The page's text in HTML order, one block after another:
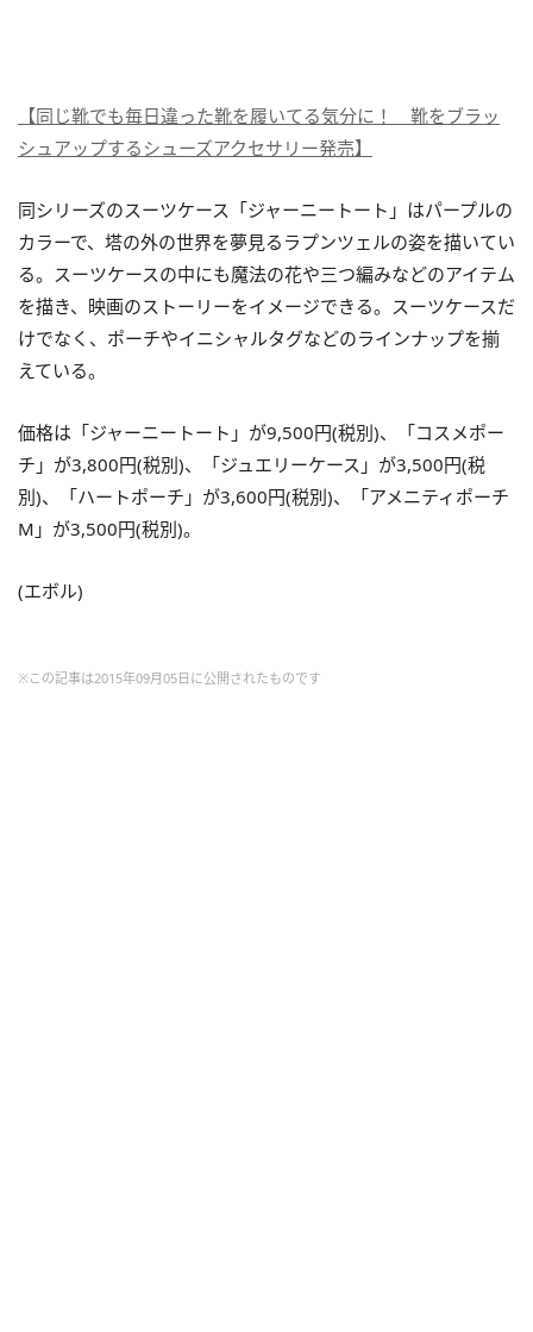
【同じ靴でも毎日違った靴を履いてる気分に！ 靴をブラッ
シュアップするシューズアクセサリー発売】
同シリーズのスーツケース「ジャーニートート」はパープルの
カラーで、塔の外の世界を夢見るラプンツェルの姿を描いてい
る。スーツケースの中にも魔法の花や三つ編みなどのアイテム
を描き、映画のストーリーをイメージできる。スーツケースだ
けでなく、ポーチやイニシャルタグなどのラインナップを揃
えている。
価格は「ジャーニートート」が9,500円(税別)、「コスメポー
チ」が3,800円(税別)、「ジュエリーケース」が3,500円(税
別)、「ハートポーチ」が3,600円(税別)、「アメニティポーチ
M」が3,500円(税別)。
(エボル)
※この記事は2015年09月05日に公開されたものです